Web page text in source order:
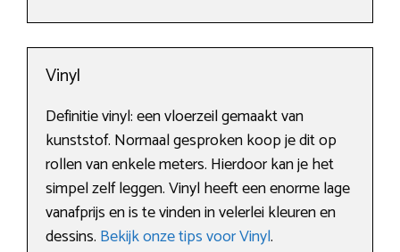
Vinyl
Definitie vinyl: een vloerzeil gemaakt van
kunststof. Normaal gesproken koop je dit op
rollen van enkele meters. Hierdoor kan je het
simpel zelf leggen. Vinyl heeft een enorme lage
vanafprijs en is te vinden in velerlei kleuren en
dessins. Bekijk onze tips voor Vinyl.